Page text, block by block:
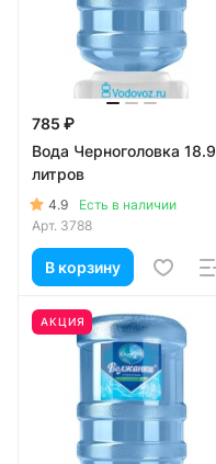
785 ₽
Вода Черноголовка 18.9
литров
4.9
Есть в наличии
Арт. 3788
В корзину
АКЦИЯ